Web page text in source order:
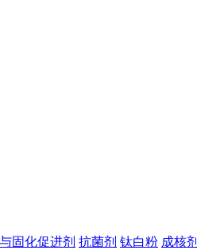
固化促进剂 抗菌剂 钛白粉 成核剂